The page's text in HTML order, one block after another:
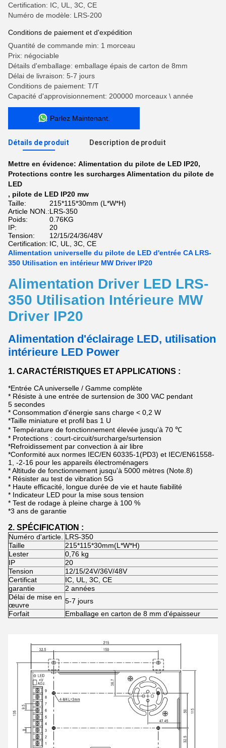
Certification: IC, UL, 3C, CE
Numéro de modèle: LRS-200
Conditions de paiement et d'expédition
Quantité de commande min: 1 morceau
Prix: négociable
Détails d'emballage: emballage épais de carton de 8mm
Délai de livraison: 5-7 jours
Conditions de paiement: T/T
Capacité d'approvisionnement: 200000 morceaux \ année
Parlez Maintenant.
Détails de produit Description de produit
Mettre en évidence: Alimentation du pilote de LED IP20,
Protections contre les surcharges Alimentation du pilote de
LED
, pilote de LED IP20 mw
Taille:
215*115*30mm (L*W*H)
Article NON.:LRS-350
Poids:
0.76KG
IP:
20
Tension:
12/15/24/36/48V
Certification: IC, UL, 3C, CE
Alimentation universelle du pilote de LED d'entrée CA LRS-
350 Utilisation en intérieur MW Driver IP20
Alimentation Driver LED LRS-
350 Utilisation Intérieure MW
Driver IP20
Alimentation d'éclairage LED, utilisation
intérieure LED Power
1. CARACTÉRISTIQUES ET APPLICATIONS :
*Entrée CA universelle / Gamme complète
* Résiste à une entrée de surtension de 300 VAC pendant
5 secondes
* Consommation d'énergie sans charge < 0,2 W
*Taille miniature et profil bas 1 U
* Température de fonctionnement élevée jusqu'à 70 ℃
* Protections : court-circuit/surcharge/surtension
*Refroidissement par convection à air libre
*Conformité aux normes IEC/EN 60335-1(PD3) et IEC/EN61558-
1, -2-16 pour les appareils électroménagers
* Altitude de fonctionnement jusqu'à 5000 mètres (Note.8)
* Résister au test de vibration 5G
* Haute efficacité, longue durée de vie et haute fiabilité
* Indicateur LED pour la mise sous tension
* Test de rodage à pleine charge à 100 %
*3 ans de garantie
2. SPÉCIFICATION :
Numéro d'article. LRS-350
Taille
215*115*30mm(L*W*H)
Lester
0,76 kg
IP
20
Tension
12/15/24V/36V/48V
Certificat
IC, UL, 3C, CE
garantie
2 années
Délai de mise en
œuvre
5-7 jours
Forfait
Emballage en carton de 8 mm d'épaisseur